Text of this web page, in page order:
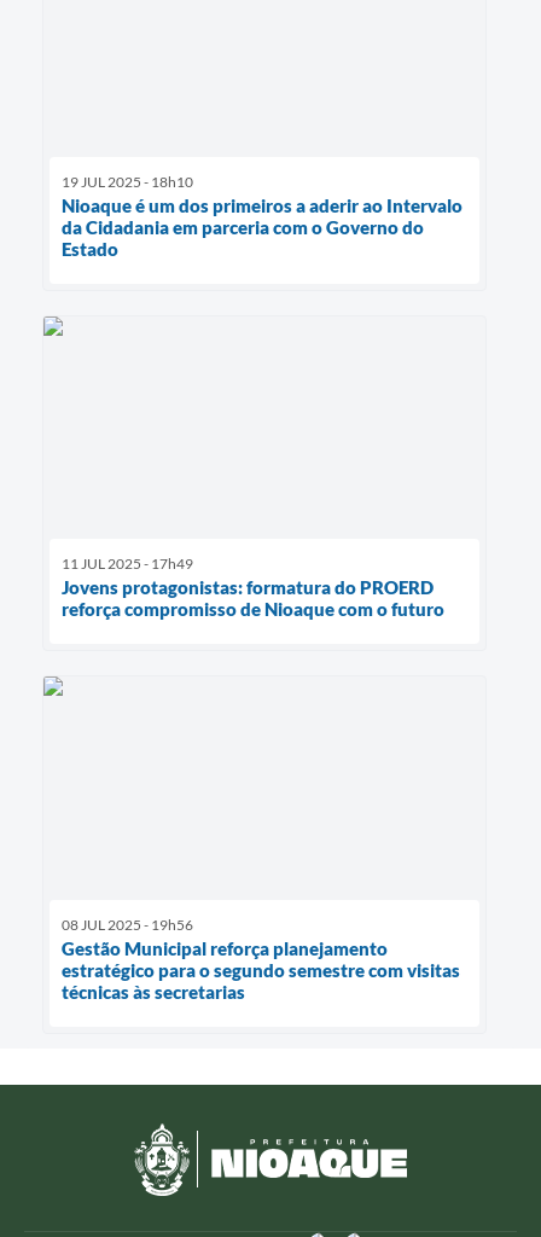
19 JUL 2025 - 18h10
Nioaque é um dos primeiros a aderir ao Intervalo
da Cidadania em parceria com o Governo do
Estado
11 JUL 2025 - 17h49
Jovens protagonistas: formatura do PROERD
reforça compromisso de Nioaque com o futuro
08 JUL 2025 - 19h56
Gestão Municipal reforça planejamento
estratégico para o segundo semestre com visitas
técnicas às secretarias